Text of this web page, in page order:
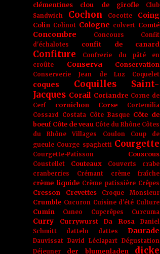
clémentines clou de girofle
Club
Sandwich
Cochon Cocotte Coing
Colin Colinot Cologne colvert Comté
Concombre Concours
Confit
d'échalotes
confit de canard
Confiture
Confrerie du pâté en
croûte
Conserva Conservation
Conserverie Jean de Luz Coquelet
coques
Coquilles Saint-
Jacques Corail Coriandre Corne de
Cerf
cornichon Corse
Cortemilia
Cossard Costata Côte Basque Côte de
boeuf Côte de veau Côte du Rhône Côtes
du Rhône Villages
Coulon
Coup de
gueule Courge spaghetti Courgette
Courgette-Patisson Couscous
Coustellet Couteaux Couverts
crabe
cranberries
Crémant crème fraîche
crème liquide Crème patissière Crêpes
Cresson Crevettes Croque Monsieur
Crumble Cucuron Cuisine d'été Culture
Cumin Cuneo Cupcrêpes Curcuma
Curry Currywurst Da Rosa
Daniel
Schmitt
datteln dattes Daurade
Dauvissat David Léclapart Dégustation
Déjeuner
der blumenladen dicke